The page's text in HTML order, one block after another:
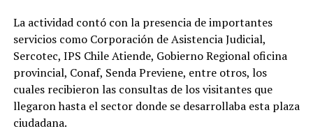
La actividad contó con la presencia de importantes
servicios como Corporación de Asistencia Judicial,
Sercotec, IPS Chile Atiende, Gobierno Regional oficina
provincial, Conaf, Senda Previene, entre otros, los
cuales recibieron las consultas de los visitantes que
llegaron hasta el sector donde se desarrollaba esta plaza
ciudadana.